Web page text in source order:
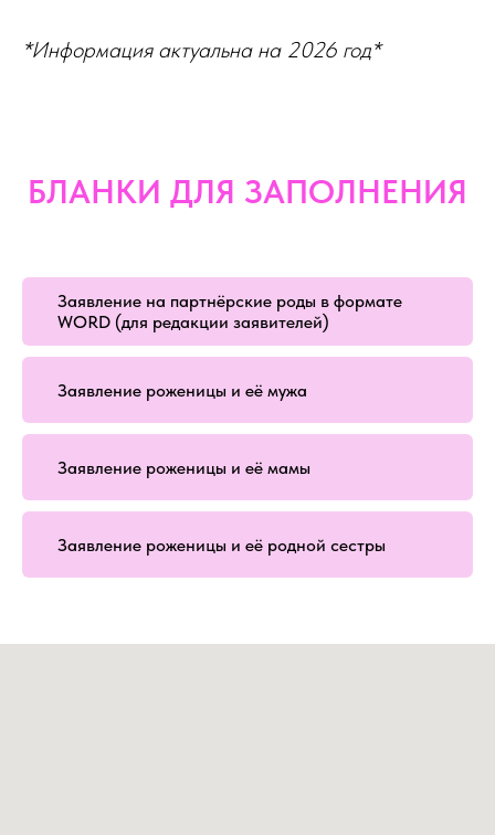
*Информация актуальна на 2026 год*
БЛАНКИ ДЛЯ ЗАПОЛНЕНИЯ
Заявление на партнёрские роды в формате
WORD (для редакции заявителей)
Заявление роженицы и её мужа
Заявление роженицы и её мамы
Заявление роженицы и её родной сестры